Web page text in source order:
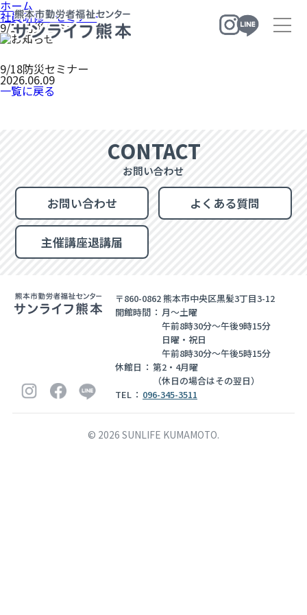
ホーム
社員研修・セミナー
9/18防災セミナー
9/18防災セミナー
2026.06.09
一覧に戻る
CONTACT
お問い合わせ
お問い合わせ よくある質問
主催講座退講届
〒860-0862 熊本市中央区黒髪3丁目3-12
開館時間
月～土曜
午前8時30分～午後9時15分
日曜・祝日
午前8時30分～午後5時15分
休館日
第2・4月曜
（休日の場合はその翌日）
TEL
096-345-3511
© 2026 SUNLIFE KUMAMOTO.
ホーム
施設のご案内
社員研修・講座・セミナー
職業・スポーツ・教養講座
社員研修・セミナー・イベント・短期講座
ママ向け講座
交通アクセス
お問い合わせ よくある質問
個人情報の取扱いについて